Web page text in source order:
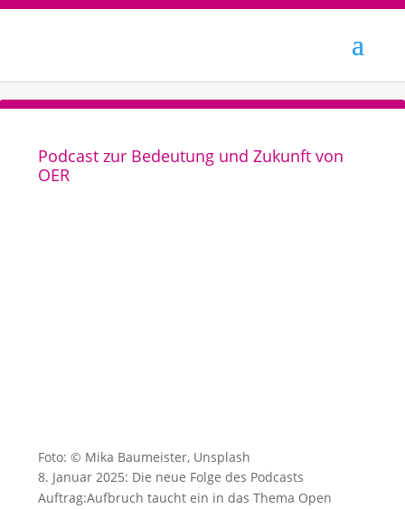
Podcast zur Bedeutung und Zukunft von
OER
Foto: © Mika Baumeister, Unsplash
8. Januar 2025: Die neue Folge des Podcasts
Auftrag:Aufbruch taucht ein in das Thema Open